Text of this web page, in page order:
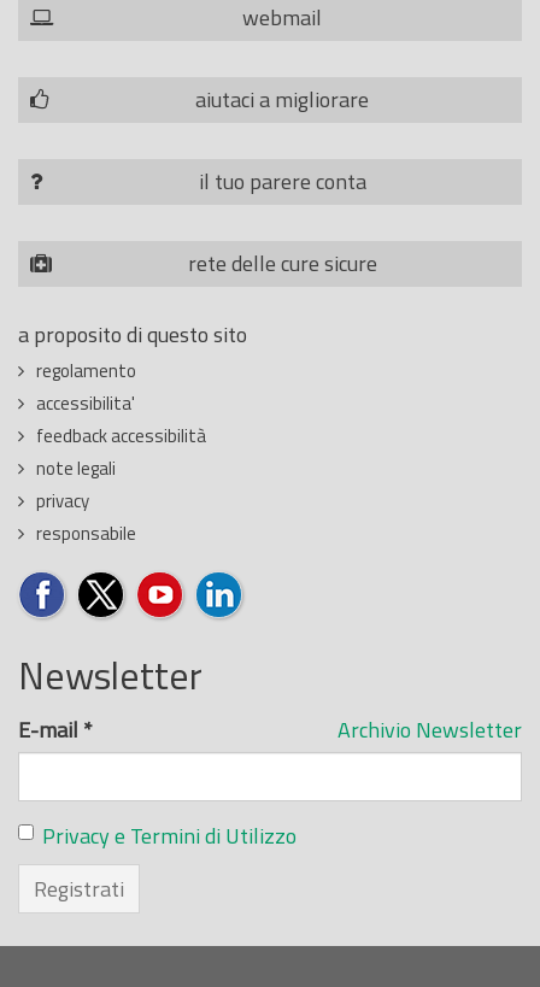
webmail
aiutaci a migliorare
il tuo parere conta
rete delle cure sicure
a proposito di questo sito
regolamento
accessibilita'
feedback accessibilità
note legali
privacy
responsabile
Newsletter
Archivio Newsletter
E-mail *
Privacy e Termini di Utilizzo
Registrati